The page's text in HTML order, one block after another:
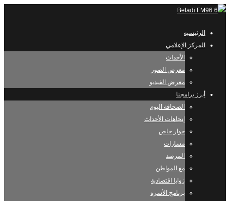
الرئيسية
المركز الإعلامي
الأحداث
معرض الصور
معرض الفيديو
أبرز برامجنا
الصحافة اليوم
إتجاهات الأحداث
حوار خاص
مسارات
المرصد
مع المواطن
زوايا اقتصادية
برنامج الأسرة